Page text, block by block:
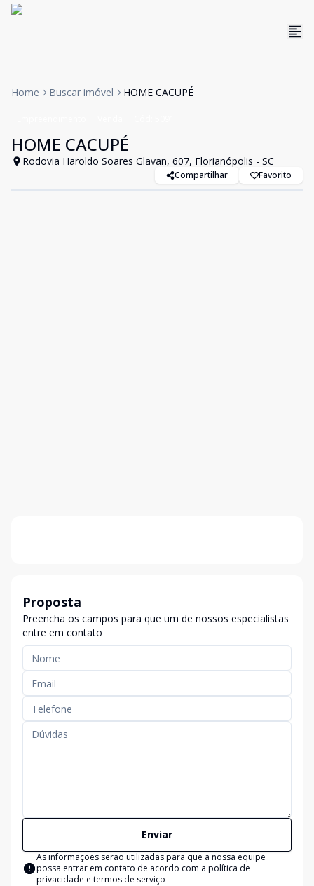
Home Buscar imóvel HOME CACUPÉ
HOME CACUPÉ
Rodovia Haroldo Soares Glavan, 607, Florianópolis - SC
Compartilhar Favorito
Proposta
Preencha os campos para que um de nossos especialistas
entre em contato
Enviar
As informações serão utilizadas para que a nossa equipe
possa entrar em contato de acordo com a política de
privacidade e termos de serviço